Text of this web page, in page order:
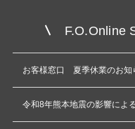
F.O.Online
お客様窓口 夏季休業のお知
令和8年熊本地震の影響によ